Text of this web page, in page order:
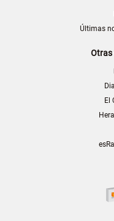
Últimas
Otras
El